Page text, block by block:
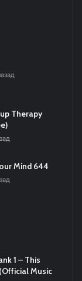
Therapy
Mind 644
1 – This
Music